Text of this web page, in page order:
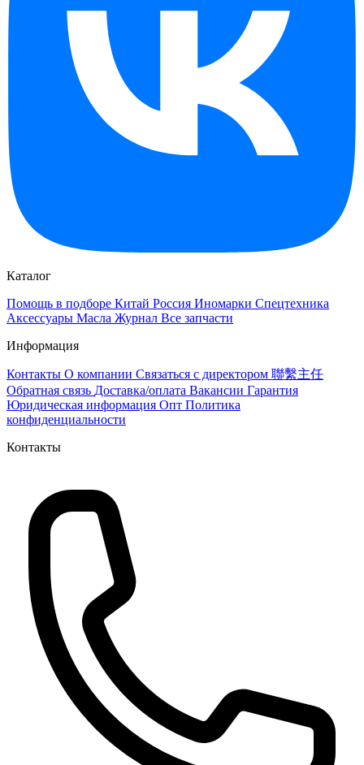
Каталог
Помощь в подборе Китай Россия Иномарки Спецтехника
Аксессуары Масла Журнал Все запчасти
Информация
Контакты О компании Связаться с директором 聯繫主任
Обратная связь Доставка/оплата Вакансии Гарантия
Юридическая информация Опт Политика
конфиденциальности
Контакты